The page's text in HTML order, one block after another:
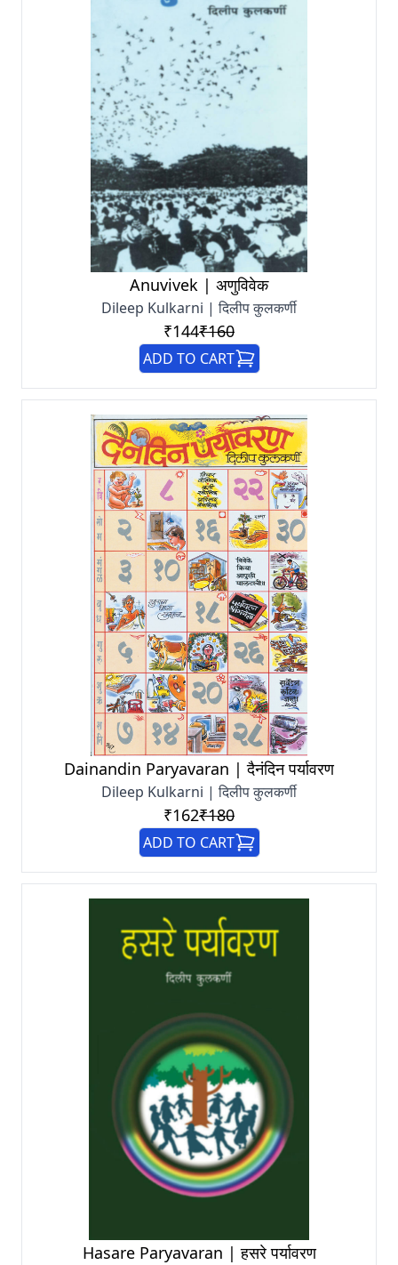
Anuvivek | अणुविवेक
Dileep Kulkarni | दिलीप कुलकर्णी
₹144₹160
ADD TO CART
Dainandin Paryavaran | दैनंदिन पर्यावरण
Dileep Kulkarni | दिलीप कुलकर्णी
₹162₹180
ADD TO CART
Hasare Paryavaran | हसरे पर्यावरण